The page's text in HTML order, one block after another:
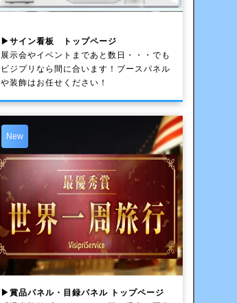
▶サイン看板 トップページ
展示会やイベントまであと数日・・・でも
ビジプリなら間に合います！ブースパネル
や装飾はお任せください！
New
▶賞品パネル・目録パネル トップページ